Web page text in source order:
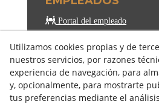
Portal del empleado
MÉTODOS DE PAGO
Utilizamos cookies propias y de
nuestros servicios, por razones
experiencia de navegación, para
y, opcionalmente, para mostrarte
tus preferencias mediante el